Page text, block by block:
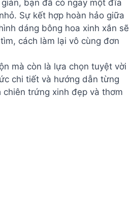
bạn đã có ngay một đĩa
Sự kết hợp hoàn hảo giữa
dáng bông hoa xinh xắn sẽ
cách làm lại vô cùng đơn
mà còn là lựa chọn tuyệt vời
chi tiết và hướng dẫn từng
trứng xinh đẹp và thơm